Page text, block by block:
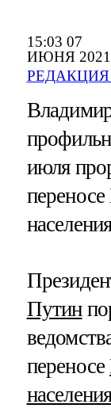
15:03 07
ИЮНЯ 2021
июля
Путин
переносе